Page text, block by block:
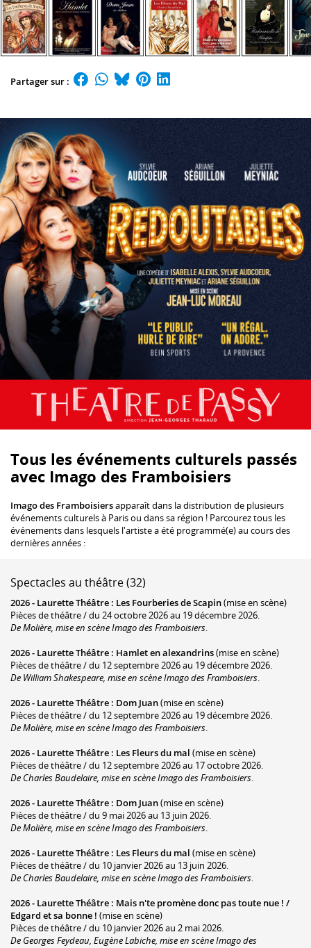
Partager sur :
Tous les événements culturels passés
avec Imago des Framboisiers
Imago des Framboisiersapparaît dans la distribution de plusieurs
événements culturels à Paris ou dans sa région ! Parcourez tous les
événements dans lesquels l'artiste a été programmé(e) au cours des
dernières années :
Spectacles au théâtre (32)
2026 - Laurette Théâtre : Les Fourberies de Scapin(mise en scène)
Pièces de théâtre / du 24 octobre 2026 au 19 décembre 2026.
De Molière, mise en scène Imago des Framboisiers.
2026 - Laurette Théâtre : Hamlet en alexandrins(mise en scène)
Pièces de théâtre / du 12 septembre 2026 au 19 décembre 2026.
De William Shakespeare, mise en scène Imago des Framboisiers.
2026 - Laurette Théâtre : Dom Juan(mise en scène)
Pièces de théâtre / du 12 septembre 2026 au 19 décembre 2026.
De Molière, mise en scène Imago des Framboisiers.
2026 - Laurette Théâtre : Les Fleurs du mal (mise en scène)
Pièces de théâtre / du 12 septembre 2026 au 17 octobre 2026.
De Charles Baudelaire, mise en scène Imago des Framboisiers.
2026 - Laurette Théâtre : Dom Juan(mise en scène)
Pièces de théâtre / du 9 mai 2026 au 13 juin 2026.
De Molière, mise en scène Imago des Framboisiers.
2026 - Laurette Théâtre : Les Fleurs du mal (mise en scène)
Pièces de théâtre / du 10 janvier 2026 au 13 juin 2026.
De Charles Baudelaire, mise en scène Imago des Framboisiers.
2026 - Laurette Théâtre : Mais n'te promène donc pas toute nue ! /
Edgard et sa bonne ! (mise en scène)
Pièces de théâtre / du 10 janvier 2026 au 2 mai 2026.
De Georges Feydeau, Eugène Labiche, mise en scène Imago des